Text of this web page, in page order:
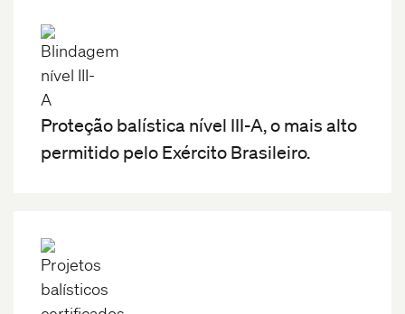
Proteção balística nível III-A, o mais alto
permitido pelo Exército Brasileiro.